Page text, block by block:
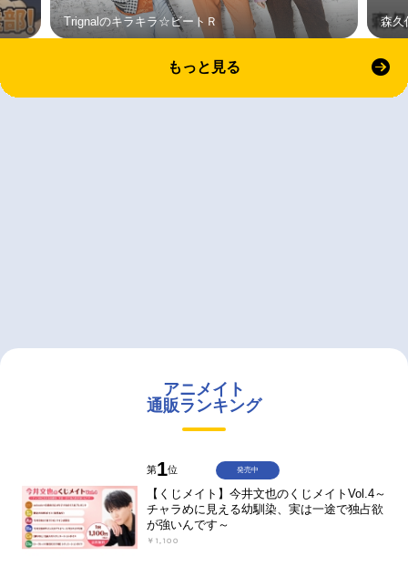
Trignalのキラキラ☆ビートＲ 森久
もっと見る
アニメイト
通販ランキング
第1位
【くじメイト】今井文也のくじメイトVol.4～
チャラめに見える幼馴染、実は一途で独占欲
が強いんです～
￥1,100
発売中